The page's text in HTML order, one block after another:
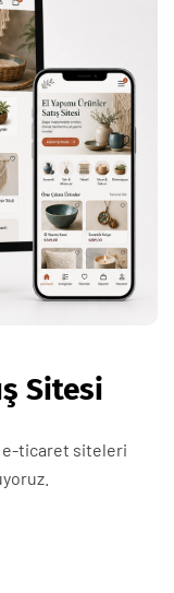
Sitesi
e-ticaret siteleri